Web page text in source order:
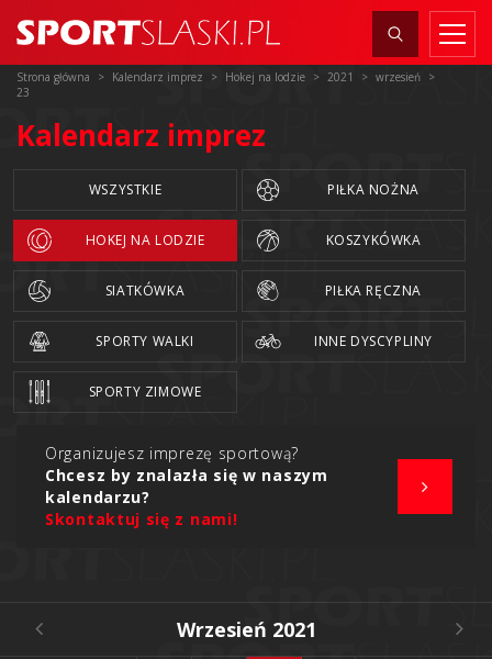
Strona główna Kalendarz imprez Hokej na lodzie 2021
wrzesień
23
Kalendarz imprez
WSZYSTKIE PIŁKA NOŻNA
HOKEJ NA LODZIE KOSZYKÓWKA
SIATKÓWKA PIŁKA RĘCZNA
SPORTY WALKI INNE DYSCYPLINY
SPORTY ZIMOWE
Organizujesz imprezę sportową?
Chcesz by znalazła się w naszym
kalendarzu?
Skontaktuj się z nami!
Wrzesień 2021